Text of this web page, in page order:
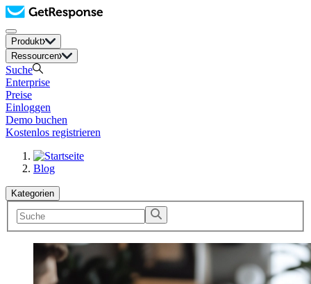
Produkt
Ressourcen
Suche
Enterprise
Preise
Einloggen
Demo buchen
Kostenlos registrieren
Blog
Kategorien